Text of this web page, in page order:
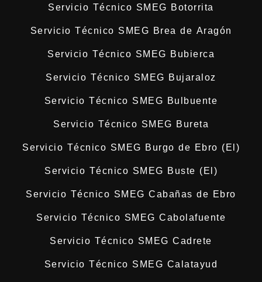
Servicio Técnico SMEG Botorrita
Servicio Técnico SMEG Brea de Aragón
Servicio Técnico SMEG Bubierca
Servicio Técnico SMEG Bujaraloz
Servicio Técnico SMEG Bulbuente
Servicio Técnico SMEG Bureta
Servicio Técnico SMEG Burgo de Ebro (El)
Servicio Técnico SMEG Buste (El)
Servicio Técnico SMEG Cabañas de Ebro
Servicio Técnico SMEG Cabolafuente
Servicio Técnico SMEG Cadrete
Servicio Técnico SMEG Calatayud